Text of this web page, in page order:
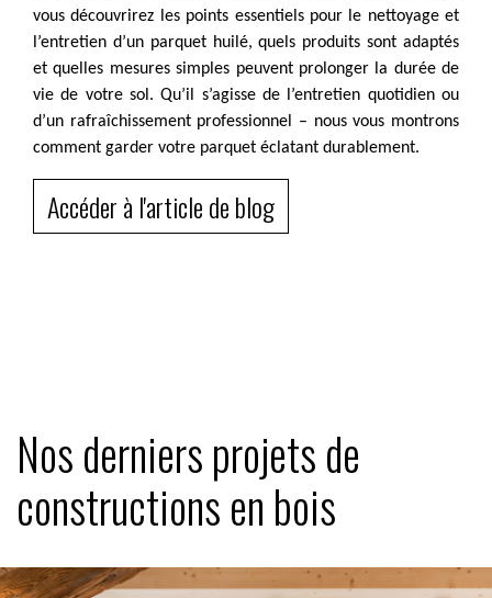
vous découvrirez les points essentiels pour le nettoyage et
l’entretien d’un parquet huilé, quels produits sont adaptés
et quelles mesures simples peuvent prolonger la durée de
vie de votre sol. Qu’il s’agisse de l’entretien quotidien ou
d’un rafraîchissement professionnel – nous vous montrons
comment garder votre parquet éclatant durablement.
Accéder à l'article de blog
Nos derniers projets de
constructions en bois